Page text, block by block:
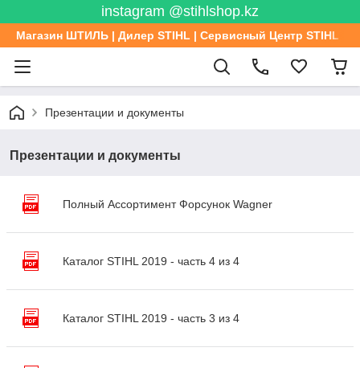
instagram @stihlshop.kz
Магазин ШТИЛЬ | Дилер STIHL | Сервисный Центр STIHL
Презентации и документы
Презентации и документы
Полный Ассортимент Форсунок Wagner
Каталог STIHL 2019 - часть 4 из 4
Каталог STIHL 2019 - часть 3 из 4